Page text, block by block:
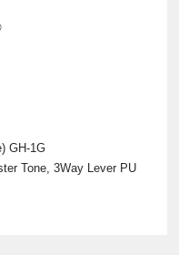
GH-1G
Tone, 3Way Lever PU